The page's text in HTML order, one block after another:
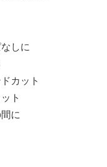
しに
カット
ト
に